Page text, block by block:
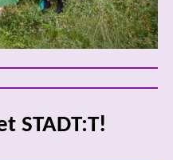
STADT:T!